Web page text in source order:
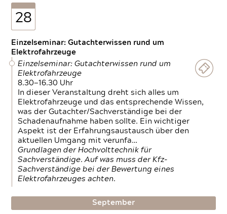
28
Einzelseminar: Gutachterwissen rund um
Elektrofahrzeuge
Einzelseminar: Gutachterwissen rund um
Elektrofahrzeuge
8.30—16.30 Uhr
In dieser Veranstaltung dreht sich alles um
Elektrofahrzeuge und das entsprechende Wissen,
was der Gutachter/Sachverständige bei der
Schadenaufnahme haben sollte. Ein wichtiger
Aspekt ist der Erfahrungsaustausch über den
aktuellen Umgang mit verunfa…
Grundlagen der Hochvolttechnik für
Sachverständige. Auf was muss der Kfz-
Sachverständige bei der Bewertung eines
Elektrofahrzeuges achten.
September